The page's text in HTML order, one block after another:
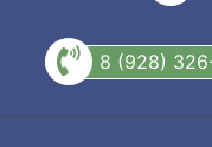
8 (928)